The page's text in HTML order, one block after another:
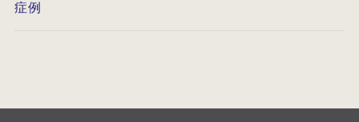
症例